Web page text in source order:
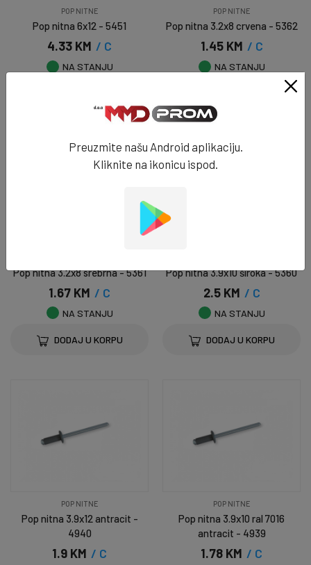
POP NITNE
Pop nitna 6x12 - 5451
4.33 KM / C
NA STANJU
POP NITNE
Pop nitna 3.2x8 crvena - 5362
1.45 KM / C
NA STANJU
Pop nitna 3.2x8 srebrna - 5361
1.67 KM / C
NA STANJU
DODAJ U KORPU
Pop nitna 3.9x10 široka - 5360
2.5 KM / C
NA STANJU
DODAJ U KORPU
POP NITNE
Pop nitna 3.9x12 antracit -
4940
1.9 KM / C
POP NITNE
Pop nitna 3.9x10 ral 7016
antracit - 4939
1.78 KM / C
Preuzmite našu Android aplikaciju.
Kliknite na ikonicu ispod.